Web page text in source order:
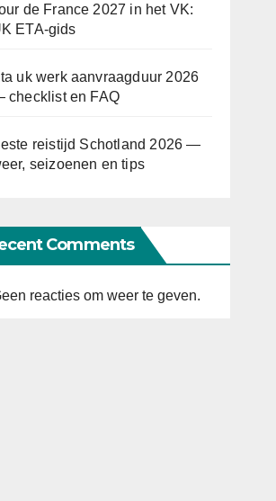
de France 2027 in het VK:
ETA-gids
uk werk aanvraagduur 2026
checklist en FAQ
reistijd Schotland 2026 —
seizoenen en tips
Comments
reacties om weer te geven.